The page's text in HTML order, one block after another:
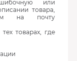
или
товара,
на почту
товарах, где